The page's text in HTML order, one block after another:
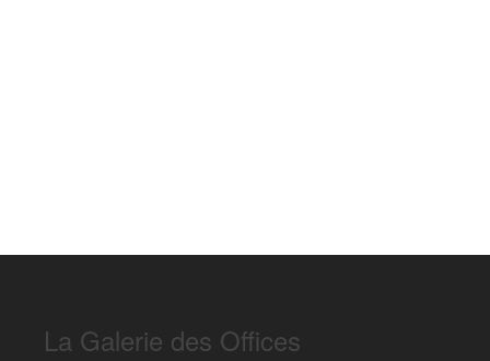
La Galerie des Offices